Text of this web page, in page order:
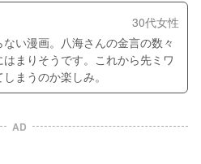
30代女性
い漫画。八海さんの金言の数々
まりそうです。これから先ミワ
まうのか楽しみ。
AD